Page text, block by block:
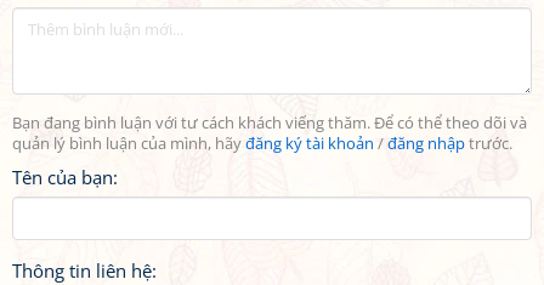
Bạn đang bình luận với tư cách khách viếng thăm. Để có thể theo dõi và
quản lý bình luận của mình, hãyđăng ký tài khoản /đăng nhậptrước.
Tên của bạn:
Thông tin liên hệ: